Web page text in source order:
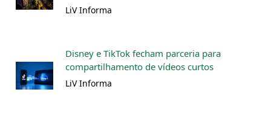
LiV Informa
Disney e TikTok fecham parceria para
compartilhamento de vídeos curtos
LiV Informa